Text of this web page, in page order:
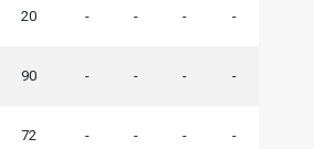
20 - - - -
90 - - - -
72 - - - -